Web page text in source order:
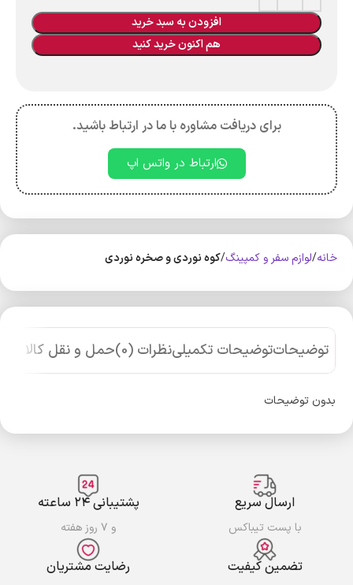
افزودن به سبد خرید
هم اکنون خرید کنید
برای دریافت مشاوره با ما در ارتباط باشید.
ارتباط در واتس اپ
خانه لوازم سفر و کمپینگ کوه‌ نوردی و صخره نوردی
توضیحاتتوضیحات تکمیلینظرات (0) حمل و نقل کالا
بدون توضیحات
ارسال سریع
با پست تیباکس
پشتیبانی ۲۴ ساعته
و ۷ روز هفته
تضمین کیفیت رضایت مشتریان